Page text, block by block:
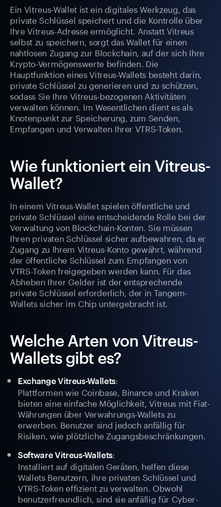
Ein Vitreus-Wallet ist ein digitales Werkzeug, das
private Schlüssel speichert und die Kontrolle über
Ihre Vitreus-Adresse ermöglicht. Anstatt Vitreus
selbst zu speichern, sorgt das Wallet für einen
nahtlosen Zugang zur Blockchain, auf der sich Ihre
Krypto-Vermögenswerte befinden. Die
Hauptfunktion eines Vitreus-Wallets besteht darin,
private Schlüssel zu generieren und zu schützen,
sodass Sie Ihre Vitreus-bezogenen Aktivitäten
verwalten können. Im Wesentlichen dient es als
Knotenpunkt zur Speicherung, zum Senden,
Empfangen und Verwalten Ihrer VTRS-Token.
Wie funktioniert ein Vitreus-
Wallet?
In einem Vitreus-Wallet spielen öffentliche und
private Schlüssel eine entscheidende Rolle bei der
Verwaltung von Blockchain-Konten. Sie müssen
Ihren privaten Schlüssel sicher aufbewahren, da er
Zugang zu Ihrem Vitreus-Konto gewährt, während
der öffentliche Schlüssel zum Empfangen von
VTRS-Token freigegeben werden kann. Für das
Abheben Ihrer Gelder ist der entsprechende
private Schlüssel erforderlich, der in Tangem-
Wallets sicher im Chip untergebracht ist.
Welche Arten von Vitreus-
Wallets gibt es?
Exchange Vitreus-Wallets:
Plattformen wie Coinbase, Binance und Kraken
bieten eine einfache Möglichkeit, Vitreus mit Fiat-
Währungen über Verwahrungs-Wallets zu
erwerben. Benutzer sind jedoch anfällig für
Risiken, wie plötzliche Zugangsbeschränkungen.
Software Vitreus-Wallets:
Installiert auf digitalen Geräten, helfen diese
Wallets Benutzern, ihre privaten Schlüssel und
VTRS-Token effizient zu verwalten. Obwohl
benutzerfreundlich, sind sie anfällig für Cyber-